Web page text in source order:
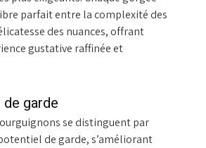
parfait entre la complexité des
des nuances, offrant
gustative raffinée et
garde
se distinguent par
de garde, s’améliorant